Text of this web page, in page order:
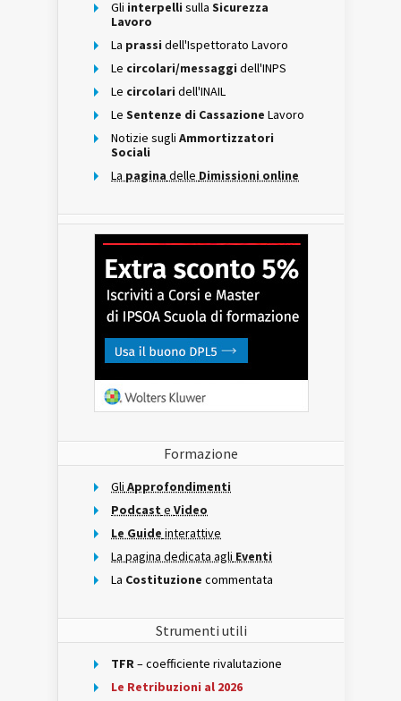
Gli interpelli sulla Sicurezza
Lavoro
La prassi dell'Ispettorato Lavoro
Le circolari/messaggi dell'INPS
Le circolari dell'INAIL
Le Sentenze di Cassazione Lavoro
Notizie sugli Ammortizzatori
Sociali
La pagina delle Dimissioni online
Formazione
Gli Approfondimenti
Podcast e Video
Le Guide interattive
La pagina dedicata agli Eventi
La Costituzione commentata
Strumenti utili
TFR– coefficiente rivalutazione
Le Retribuzioni al 2026